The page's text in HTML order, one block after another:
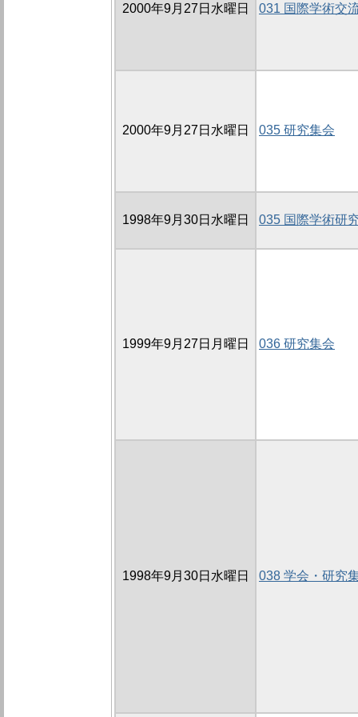
2000年9月27日水曜日 031 国際学術交
2000年9月27日水曜日 035 研究集会
1998年9月30日水曜日 035 国際学術研
1999年9月27日月曜日 036 研究集会
1998年9月30日水曜日 038 学会・研究